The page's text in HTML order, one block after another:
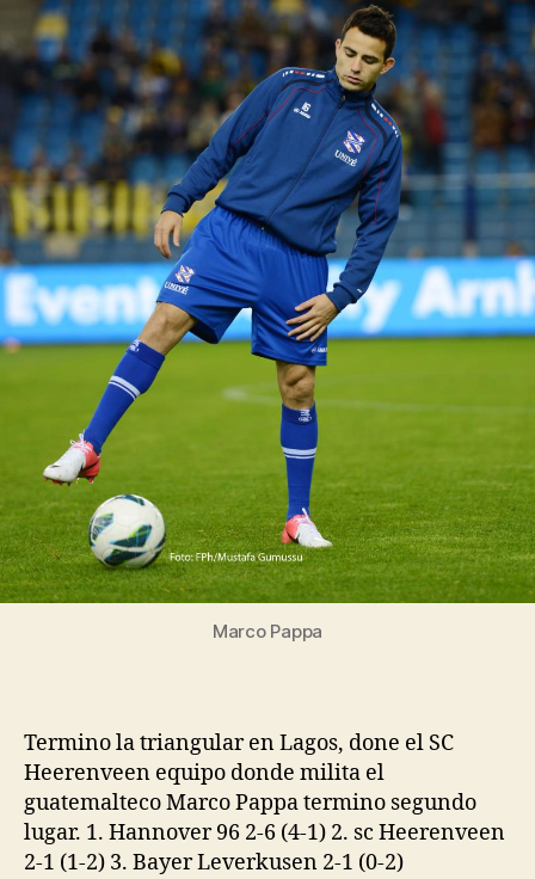
Marco Pappa
Termino la triangular en Lagos, done el SC
Heerenveen equipo donde milita el
guatemalteco Marco Pappa termino segundo
lugar. 1. Hannover 96 2-6 (4-1) 2. sc Heerenveen
2-1 (1-2) 3. Bayer Leverkusen 2-1 (0-2)